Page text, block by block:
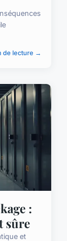
de lecture →
:
sûre
et